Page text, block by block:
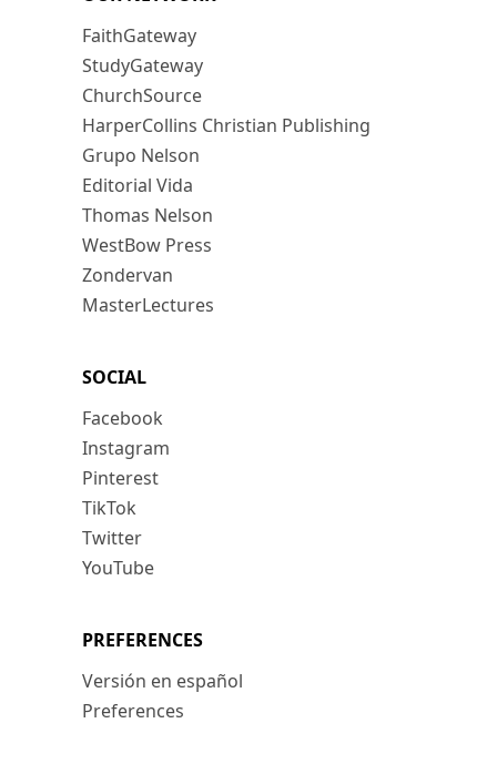
FaithGateway
StudyGateway
ChurchSource
HarperCollins Christian Publishing
Grupo Nelson
Editorial Vida
Thomas Nelson
WestBow Press
Zondervan
MasterLectures
SOCIAL
Facebook
Instagram
Pinterest
TikTok
Twitter
YouTube
PREFERENCES
Versión en español
Preferences